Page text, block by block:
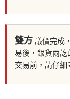
雙方 議價完成
易後，銀貨兩訖
交易前，請仔細